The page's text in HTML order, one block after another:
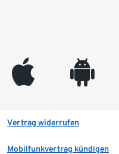
appleinc android
Vertrag widerrufen
Mobilfunkvertrag kündigen